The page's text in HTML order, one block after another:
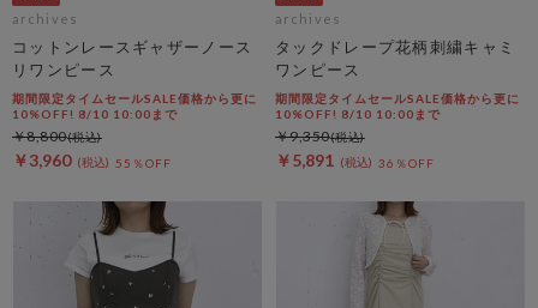
archives
コットンレースギャザーノース
リワンピース
期間限定タイムセールSALE価格から更に
10%OFF! 8/10 10:00まで
￥3,960 55％OFF
￥8,800
archives
タックドレープ花柄刺繍キャミ
ワンピース
期間限定タイムセールSALE価格から更に
10%OFF! 8/10 10:00まで
￥5,891 36％OFF
￥9,350